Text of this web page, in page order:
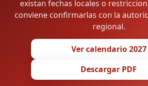
existan fechas locales o
conviene confirmarlas con la
regional.
Ver calendario 2027
Descargar PDF